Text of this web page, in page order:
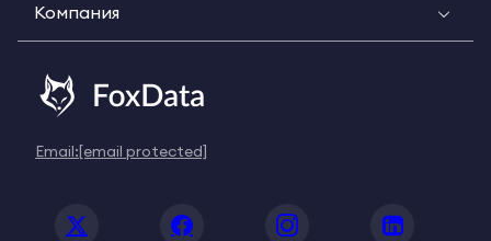
Компания
Email:[email protected]